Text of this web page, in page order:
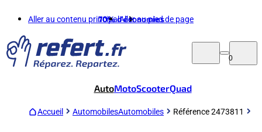
Aller au contenu principalAller au pied de page
70%d'économies
0
AutoMotoScooterQuad
Accueil AutomobilesAutomobiles Référence 2473811